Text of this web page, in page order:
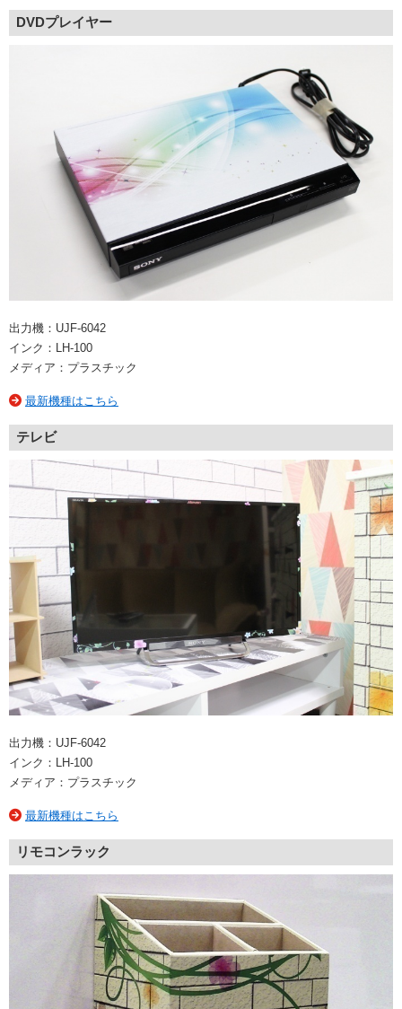
DVDプレイヤー
出力機：UJF-6042
インク：LH-100
メディア：プラスチック
最新機種はこちら
テレビ
出力機：UJF-6042
インク：LH-100
メディア：プラスチック
最新機種はこちら
リモコンラック